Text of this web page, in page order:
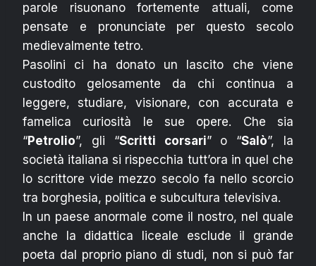
parole risuonano fortemente attuali, come
pensate e pronunciate per questo secolo
medievalmente tetro.
Pasolini ci ha donato un lascito che viene
custodito gelosamente da chi continua a
leggere, studiare, visionare, con accurata e
famelica curiosità le sue opere. Che sia
“Petrolio”, gli “Scritti corsari” o “Salò”, la
società italiana si rispecchia tutt’ora in quel che
lo scrittore vide mezzo secolo fa nello scorcio
tra borghesia, politica e subcultura televisiva.
In un paese anormale come il nostro, nel quale
anche la didattica liceale esclude il grande
poeta dal proprio piano di studi, non si può far